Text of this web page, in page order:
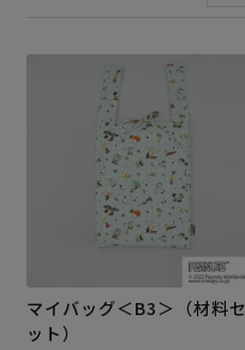
マイバッグ＜B3＞（材料セ
ット）